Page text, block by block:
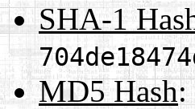
SHA-1
MD5 Hash: